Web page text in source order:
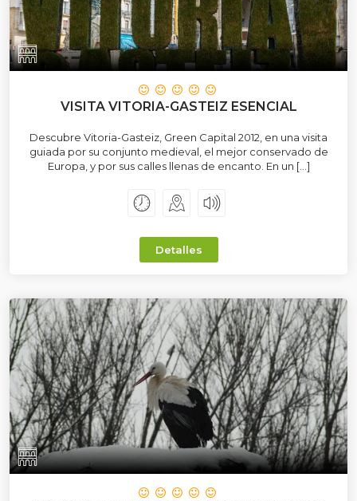
VISITA VITORIA-GASTEIZ ESENCIAL
Descubre Vitoria-Gasteiz, Green Capital 2012, en una visita
guiada por su conjunto medieval, el mejor conservado de
Europa, y por sus calles llenas de encanto. En un […]
Detalles